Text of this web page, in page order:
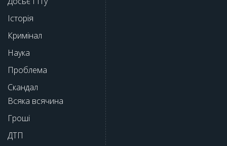
Історія
Кримінал
Наука
Проблема
Скандал
Всяка всячина
Гроші
ДТП